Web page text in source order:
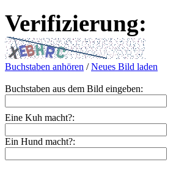
Verifizierung:
Buchstaben anhören /Neues Bild laden
Buchstaben aus dem Bild eingeben:
Eine Kuh macht?:
Ein Hund macht?: